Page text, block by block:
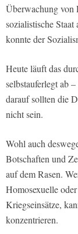
Überwachung von
sozialistische
konnte der
Heute läuft das
selbstauferlegt ab
darauf sollten die
nicht sein.
Wohl auch
Botschaften und
auf dem Rasen.
Homosexuelle
Kriegseinsätze,
konzentrieren.